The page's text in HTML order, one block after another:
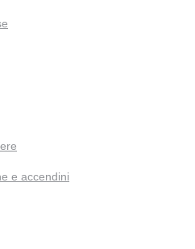
e accendini